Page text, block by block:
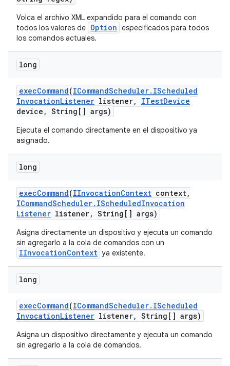
Volca el archivo XML expandido para el comando con
todos los valores de Option especificados para todos
los comandos actuales.
long
execCommand(ICommandScheduler. IScheduled
InvocationListener listener, ITestDevice
device , String[] args)
Ejecuta el comando directamente en el dispositivo ya
asignado.
long
execCommand(IInvocationContext context,
ICommandScheduler. IScheduledInvocation
Listener listener, String[] args)
Asigna directamente un dispositivo y ejecuta un comando
sin agregarlo a la cola de comandos con un
IInvocationContext ya existente.
long
execCommand(ICommandScheduler. IScheduled
InvocationListener listener, String[] args)
Asigna un dispositivo directamente y ejecuta un comando
sin agregarlo a la cola de comandos.